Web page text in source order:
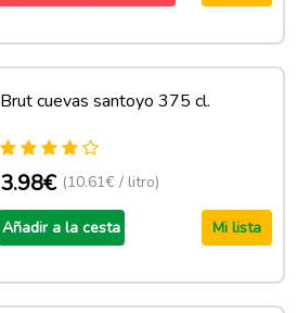
Brut cuevas santoyo 375 cl.
3.98€ (10.61€ / litro)
Añadir a la cesta Mi lista